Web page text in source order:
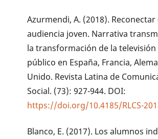
Azurmendi, A. (2018). Reconectar
audiencia joven. Narrativa
la transformación de la televisión
público en España, Francia,
Unido. Revista Latina de
Social. (73): 927-944. DOI:
https://doi.org/10.4185/RLCS-
Blanco, E. (2017). Los alumnos